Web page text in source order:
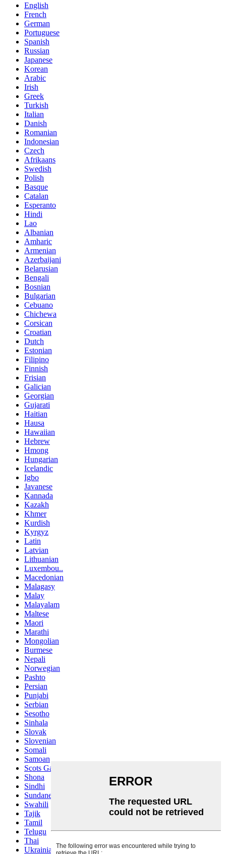
English
French
German
Portuguese
Spanish
Russian
Japanese
Korean
Arabic
Irish
Greek
Turkish
Italian
Danish
Romanian
Indonesian
Czech
Afrikaans
Swedish
Polish
Basque
Catalan
Esperanto
Hindi
Lao
Albanian
Amharic
Armenian
Azerbaijani
Belarusian
Bengali
Bosnian
Bulgarian
Cebuano
Chichewa
Corsican
Croatian
Dutch
Estonian
Filipino
Finnish
Frisian
Galician
Georgian
Gujarati
Haitian
Hausa
Hawaiian
Hebrew
Hmong
Hungarian
Icelandic
Igbo
Javanese
Kannada
Kazakh
Khmer
Kurdish
Kyrgyz
Latin
Latvian
Lithuanian
Luxembou..
Macedonian
Malagasy
Malay
Malayalam
Maltese
Maori
Marathi
Mongolian
Burmese
Nepali
Norwegian
Pashto
Persian
Punjabi
Serbian
Sesotho
Sinhala
Slovak
Slovenian
Somali
Samoan
Scots Gaelic
Shona
Sindhi
Sundanese
Swahili
Tajik
Tamil
Telugu
Thai
Ukrainian